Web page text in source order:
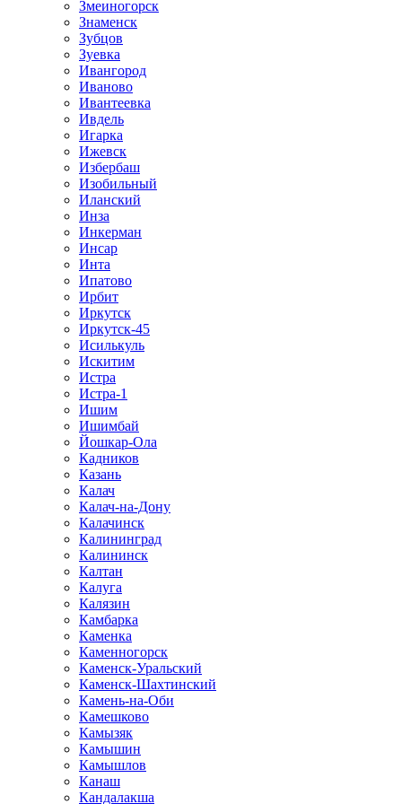
Змеиногорск
Знаменск
Зубцов
Зуевка
Ивангород
Иваново
Ивантеевка
Ивдель
Игарка
Ижевск
Избербаш
Изобильный
Иланский
Инза
Инкерман
Инсар
Инта
Ипатово
Ирбит
Иркутск
Иркутск-45
Исилькуль
Искитим
Истра
Истра-1
Ишим
Ишимбай
Йошкар-Ола
Кадников
Казань
Калач
Калач-на-Дону
Калачинск
Калининград
Калининск
Калтан
Калуга
Калязин
Камбарка
Каменка
Каменногорск
Каменск-Уральский
Каменск-Шахтинский
Камень-на-Оби
Камешково
Камызяк
Камышин
Камышлов
Канаш
Кандалакша